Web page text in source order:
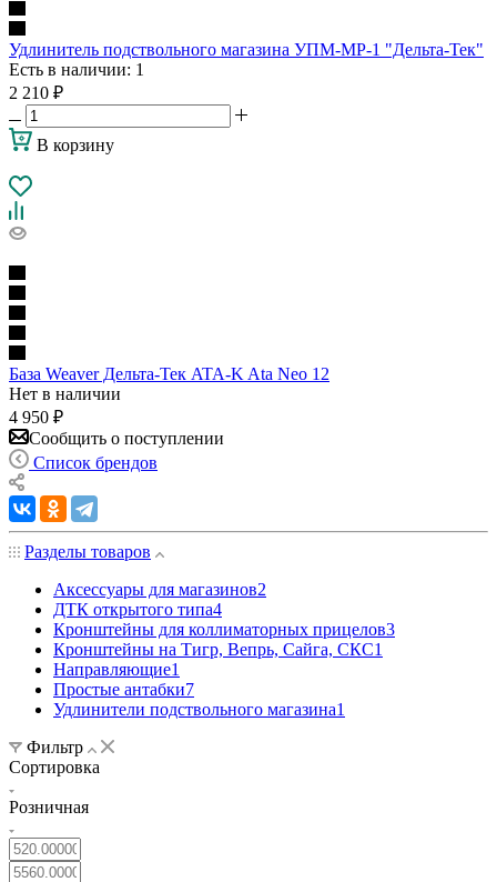
Удлинитель подствольного магазина УПМ-МР-1 "Дельта-Тек"
Есть в наличии: 1
2 210 ₽
В корзину
База Weaver Дельта-Тек ATA-K Ata Neo 12
Нет в наличии
4 950 ₽
Сообщить о поступлении
Список брендов
Разделы товаров
Аксессуары для магазинов2
ДТК открытого типа4
Кронштейны для коллиматорных прицелов3
Кронштейны на Тигр, Вепрь, Сайга, СКС1
Направляющие1
Простые антабки7
Удлинители подствольного магазина1
Фильтр
Сортировка
Розничная